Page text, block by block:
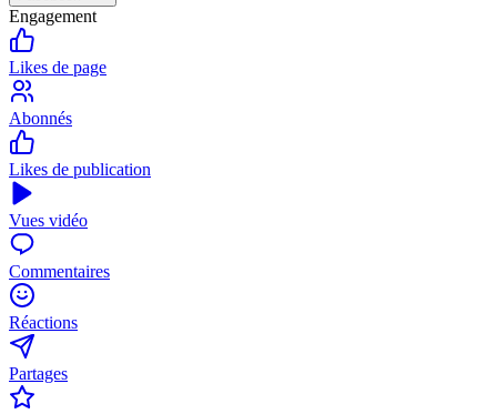
Engagement
Likes de page
Abonnés
Likes de publication
Vues vidéo
Commentaires
Réactions
Partages